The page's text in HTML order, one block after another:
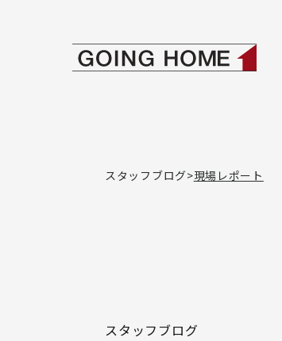
ゴ
スタッフブログ 現場レポート
スタッフブログ